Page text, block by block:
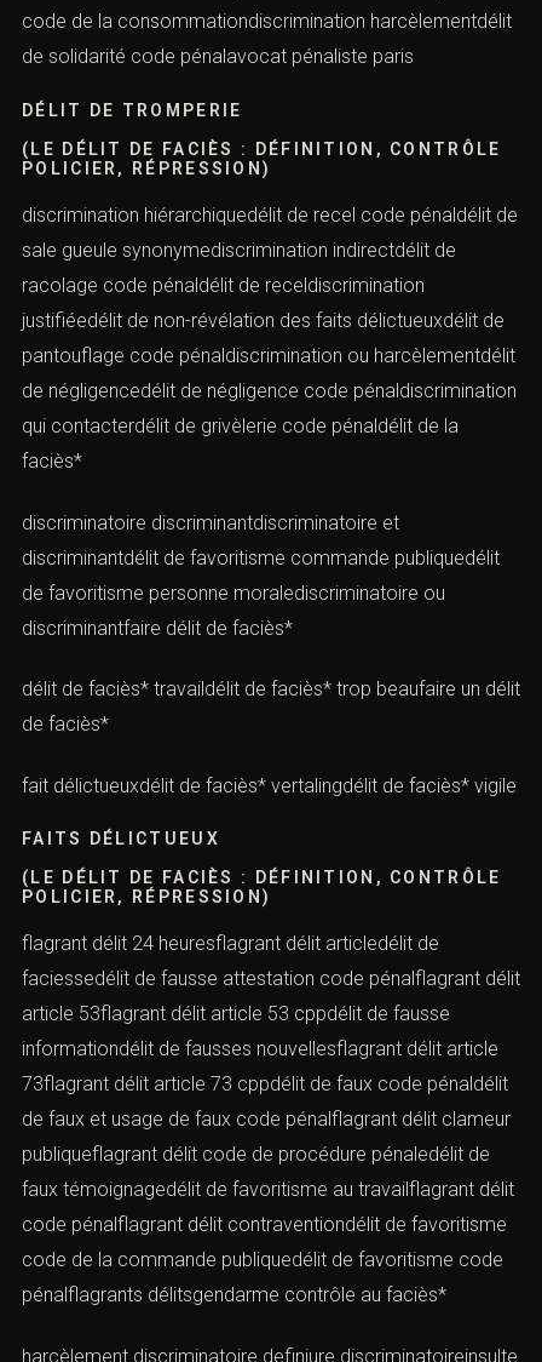
code de la consommationdiscrimination harcèlementdélit
de solidarité code pénalavocat pénaliste paris
DÉLIT DE TROMPERIE
(LE DÉLIT DE FACIÈS : DÉFINITION, CONTRÔLE
POLICIER, RÉPRESSION)
discrimination hiérarchiquedélit de recel code pénaldélit de
sale gueule synonymediscrimination indirectdélit de
racolage code pénaldélit de receldiscrimination
justifiéedélit de non-révélation des faits délictueuxdélit de
pantouflage code pénaldiscrimination ou harcèlementdélit
de négligencedélit de négligence code pénaldiscrimination
qui contacterdélit de grivèlerie code pénaldélit de la
faciès*
discriminatoire discriminantdiscriminatoire et
discriminantdélit de favoritisme commande publiquedélit
de favoritisme personne moralediscriminatoire ou
discriminantfaire délit de faciès*
délit de faciès* travaildélit de faciès* trop beaufaire un délit
de faciès*
fait délictueuxdélit de faciès* vertalingdélit de faciès* vigile
FAITS DÉLICTUEUX
(LE DÉLIT DE FACIÈS : DÉFINITION, CONTRÔLE
POLICIER, RÉPRESSION)
flagrant délit 24 heuresflagrant délit articledélit de
faciessedélit de fausse attestation code pénalflagrant délit
article 53flagrant délit article 53 cppdélit de fausse
informationdélit de fausses nouvellesflagrant délit article
73flagrant délit article 73 cppdélit de faux code pénaldélit
de faux et usage de faux code pénalflagrant délit clameur
publiqueflagrant délit code de procédure pénaledélit de
faux témoignagedélit de favoritisme au travailflagrant délit
code pénalflagrant délit contraventiondélit de favoritisme
code de la commande publiquedélit de favoritisme code
pénalflagrants délitsgendarme contrôle au faciès*
harcèlement discriminatoire definjure discriminatoireinsulte